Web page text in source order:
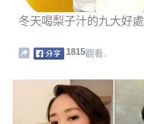
冬天喝梨子汁的九大好處
1815觀看.